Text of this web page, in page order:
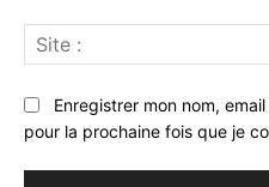
Enregistrer mon nom,
pour la prochaine fois que je